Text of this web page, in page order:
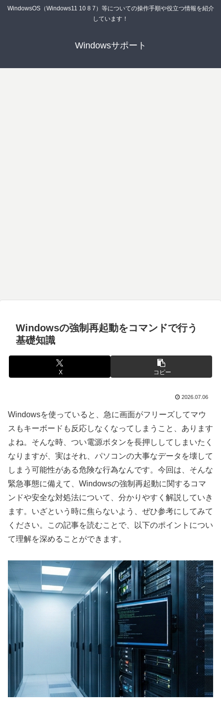
WindowsOS（Windows11 10 8 7）等についての操作手順や役立つ情報を紹介
しています！
Windowsサポート
Windowsの強制再起動をコマンドで行う
基礎知識
X コピー
2026.07.06
Windowsを使っていると、急に画面がフリーズしてマウ
スもキーボードも反応しなくなってしまうこと、あります
よね。そんな時、つい電源ボタンを長押ししてしまいたく
なりますが、実はそれ、パソコンの大事なデータを壊して
しまう可能性がある危険な行為なんです。今回は、そんな
緊急事態に備えて、Windowsの強制再起動に関するコマ
ンドや安全な対処法について、分かりやすく解説していき
ます。いざという時に焦らないよう、ぜひ参考にしてみて
ください。この記事を読むことで、以下のポイントについ
て理解を深めることができます。